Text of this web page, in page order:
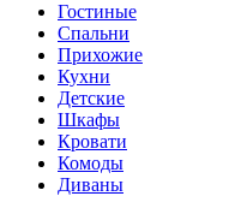
Гостиные
Спальни
Прихожие
Кухни
Детские
Шкафы
Кровати
Комоды
Диваны